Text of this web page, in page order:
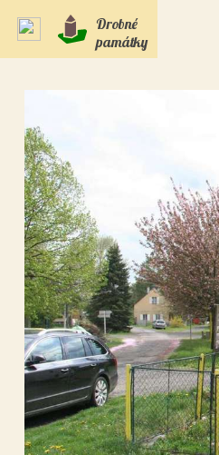
Drobné
památky